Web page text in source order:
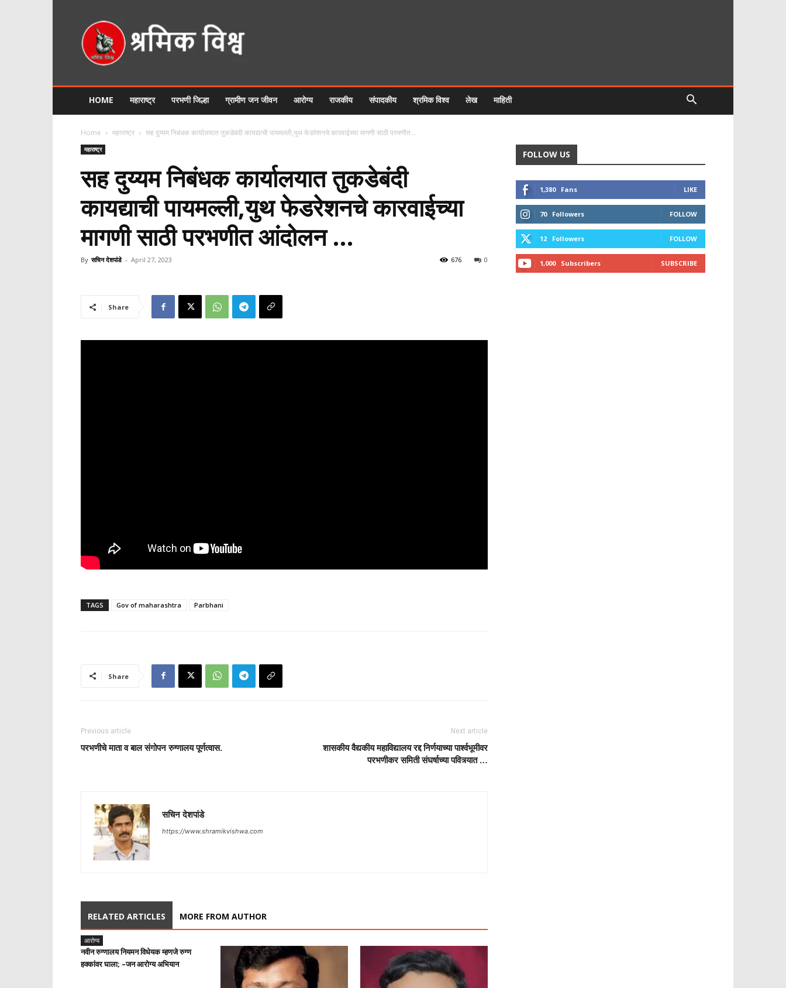
श्रमिक
विश्व
HOME महाराष्ट्र परभणी जिल्हा ग्रामीण जन जीवन आरोग्य राजकीय संपादकीय श्रमिक विश्व लेख माहिती
Home महाराष्ट्र सह दुय्यम निबंधक कार्यालयात तुकडेबंदी कायद्याची पायमल्ली,युथ फेडरेशनचे कारवाईच्या मागणी साठी परभणीत...
महाराष्ट्र
सह दुय्यम निबंधक कार्यालयात तुकडेबंदी
कायद्याची पायमल्ली,युथ फेडरेशनचे कारवाईच्या
मागणी साठी परभणीत आंदोलन …
By सचिन देशपांडे - April 27, 2023 0
676
Share
TAGS Gov of maharashtra Parbhani
Share
Previous article
परभणीचे माता व बाल संगोपन रुग्णालय पूर्णत्वास.
Next article
शासकीय वैद्यकीय महाविद्यालय रद्द निर्णयाच्या पार्श्वभूमीवर
परभणीकर समिती संघर्षाच्या पवित्र्यात …
सचिन देशपांडे
https://www.shramikvishwa.com
RELATED ARTICLES MORE FROM AUTHOR
आरोग्य
नवीन रुग्णालय नियमन विधेयक म्हणजे रुग्ण
हक्कांवर घाला; –जन आरोग्य अभियान
FOLLOW US
1,380 Fans LIKE
70 Followers FOLLOW
12 Followers FOLLOW
1,000 Subscribers SUBSCRIBE